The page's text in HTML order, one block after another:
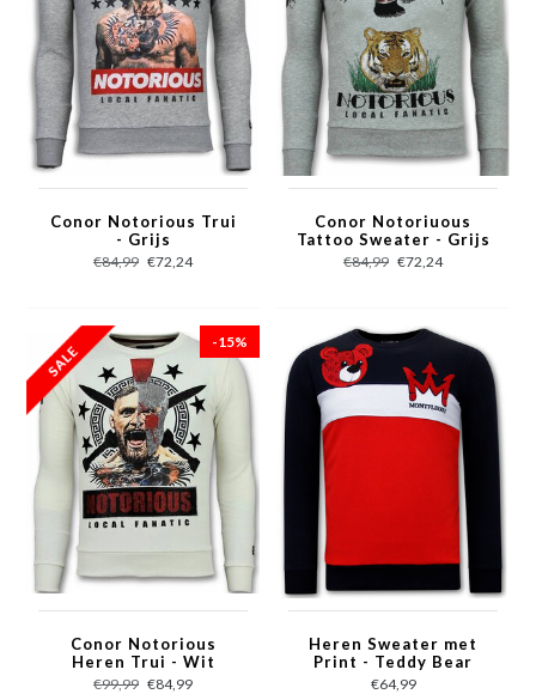
Conor Notorious Trui
- Grijs
€84,99 €72,24
Conor Notoriuous
Tattoo Sweater - Grijs
€84,99 €72,24
-15%
Conor Notorious
Heren Trui - Wit
€99,99 €84,99
Heren Sweater met
Print - Teddy Bear
Print - Blauw
€64,99